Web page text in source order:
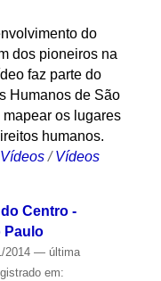
do
dos pioneiros na
faz parte do
Humanos de São
os lugares
humanos.
Vídeos /Vídeos
Centro -
Paulo
2014 — última
em: